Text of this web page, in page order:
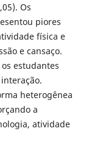
Os
piores
física e
e cansaço.
estudantes
heterogênea
a
atividade